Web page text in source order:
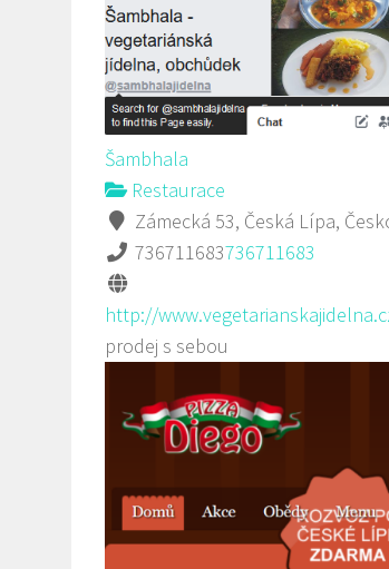
Šambhala
Restaurace
Zámecká 53, Česká Lípa,
736711683736711683
http://
prodej s sebou